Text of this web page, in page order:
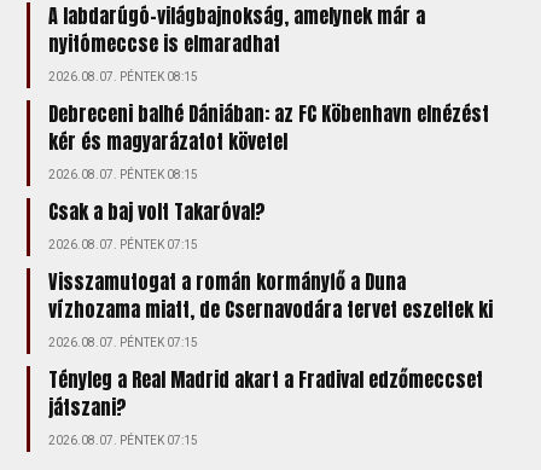
A labdarúgó-világbajnokság, amelynek már a
nyitómeccse is elmaradhat
2026.08.07. PÉNTEK 08:15
Debreceni balhé Dániában: az FC Köbenhavn elnézést
kér és magyarázatot követel
2026.08.07. PÉNTEK 08:15
Csak a baj volt Takaróval?
2026.08.07. PÉNTEK 07:15
Visszamutogat a román kormányfő a Duna
vízhozama miatt, de Csernavodára tervet eszeltek ki
2026.08.07. PÉNTEK 07:15
Tényleg a Real Madrid akart a Fradival edzőmeccset
játszani?
2026.08.07. PÉNTEK 07:15